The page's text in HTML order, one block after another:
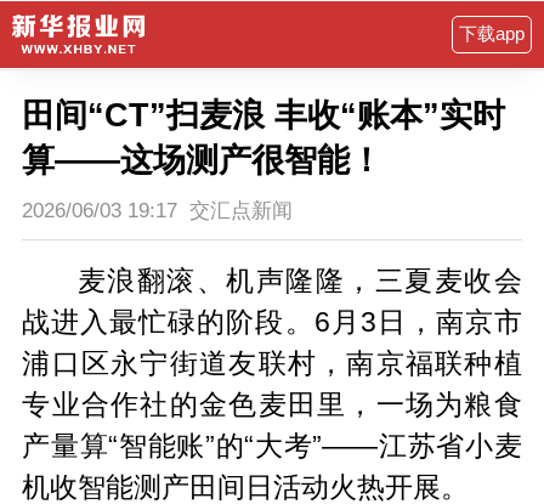
下载app
田间“CT”扫麦浪 丰收“账本”实时
算——这场测产很智能！
2026/06/03 19:17 交汇点新闻
麦浪翻滚、机声隆隆，三夏麦收会
战进入最忙碌的阶段。6月3日，南京市
浦口区永宁街道友联村，南京福联种植
专业合作社的金色麦田里，一场为粮食
产量算“智能账”的“大考”——江苏省小麦
机收智能测产田间日活动火热开展。